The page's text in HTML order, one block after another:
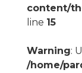
content/
line 15
Warning:
/home/